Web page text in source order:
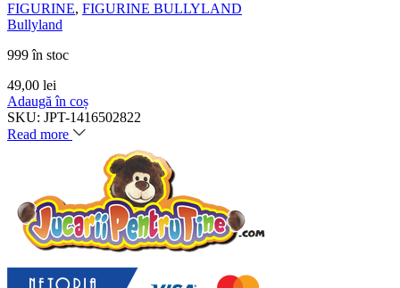
FIGURINE, FIGURINE BULLYLAND
Bullyland
999 în stoc
49,00 lei
Adaugă în coș
SKU: JPT-1416502822
Read more